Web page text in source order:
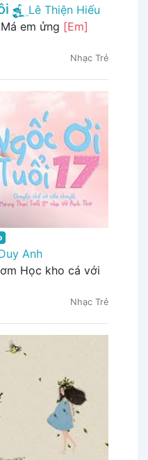
Lê Thiện Hiếu
em ửng [Em]
Nhạc Trẻ
Anh
Học kho cá với
Nhạc Trẻ